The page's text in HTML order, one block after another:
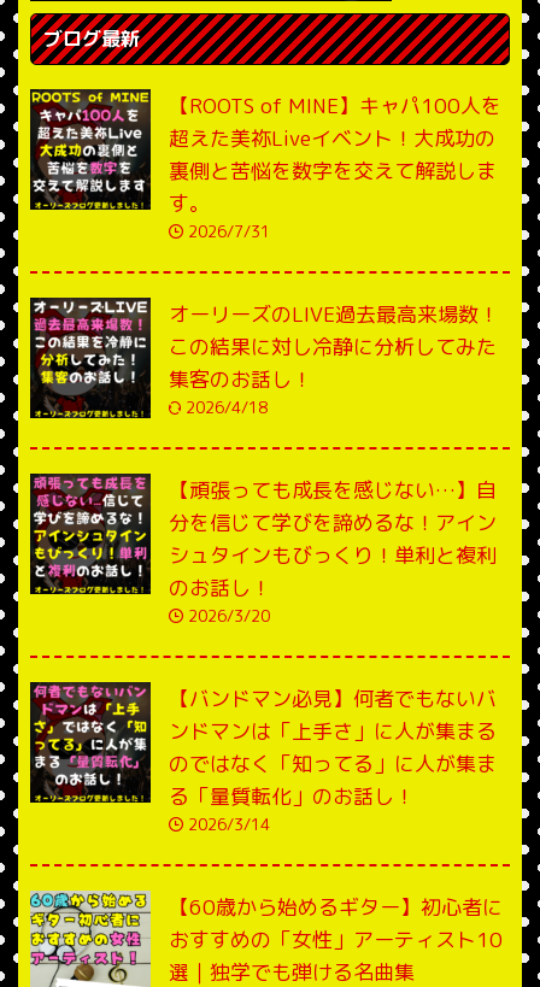
ブログ最新
【ROOTS of MINE】キャパ100人を
超えた美祢Liveイベント！大成功の
裏側と苦悩を数字を交えて解説しま
す。
2026/7/31
オーリーズのLIVE過去最高来場数！
この結果に対し冷静に分析してみた
集客のお話し！
2026/4/18
【頑張っても成長を感じない…】自
分を信じて学びを諦めるな！アイン
シュタインもびっくり！単利と複利
のお話し！
2026/3/20
【バンドマン必見】何者でもないバ
ンドマンは「上手さ」に人が集まる
のではなく「知ってる」に人が集ま
る「量質転化」のお話し！
2026/3/14
【60歳から始めるギター】初心者に
おすすめの「女性」アーティスト10
選｜独学でも弾ける名曲集